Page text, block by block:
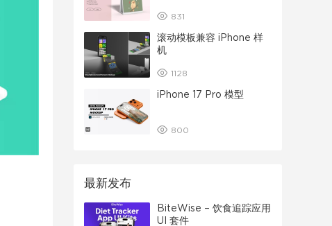
831
滚动模板兼容 iPhone 样
机
1128
iPhone 17 Pro 模型
800
最新发布
BiteWise – 饮食追踪应用
UI 套件